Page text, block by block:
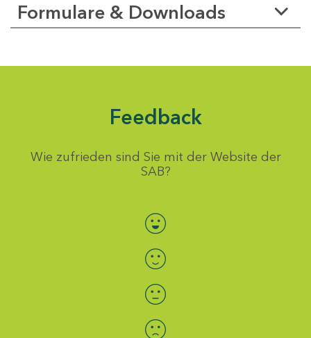
Formulare & Downloads
Feedback
Wie zufrieden sind Sie mit der Website der
SAB?
Bewertung auswählen